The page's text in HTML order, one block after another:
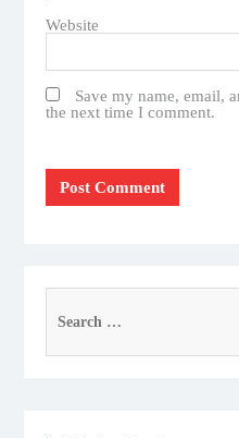
Website
Save my name, email,
the next time I comment.